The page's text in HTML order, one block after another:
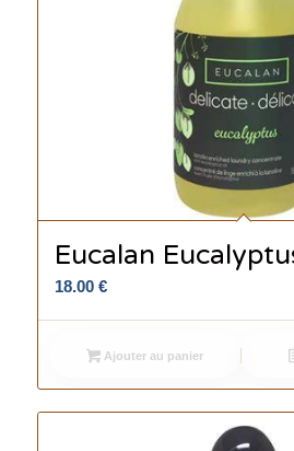
Eucalan
18.00 €
Ajouter au panier